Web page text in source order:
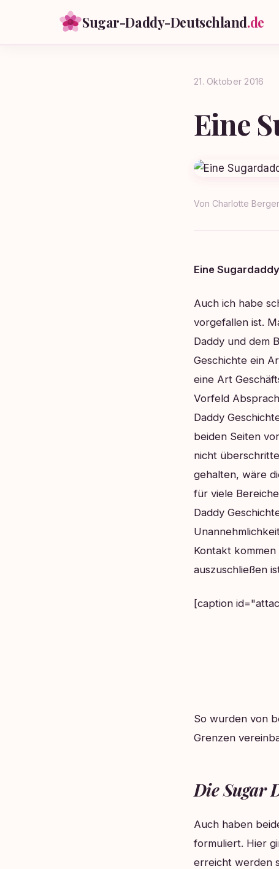
Sugar-Daddy-Deutschland.de
21. Oktober 2016
Eine
Von Charlotte Berger
Eine
Auch ich habe
vorgefallen ist.
Daddy und dem
Geschichte ein
eine Art
Vorfeld
Daddy
beiden Seiten
nicht
gehalten, wäre
für viele
Daddy
Kontakt
auszuschließen
[caption
So wurden von
Grenzen
Die Sugar
Auch haben
formuliert. Hier
erreicht werden